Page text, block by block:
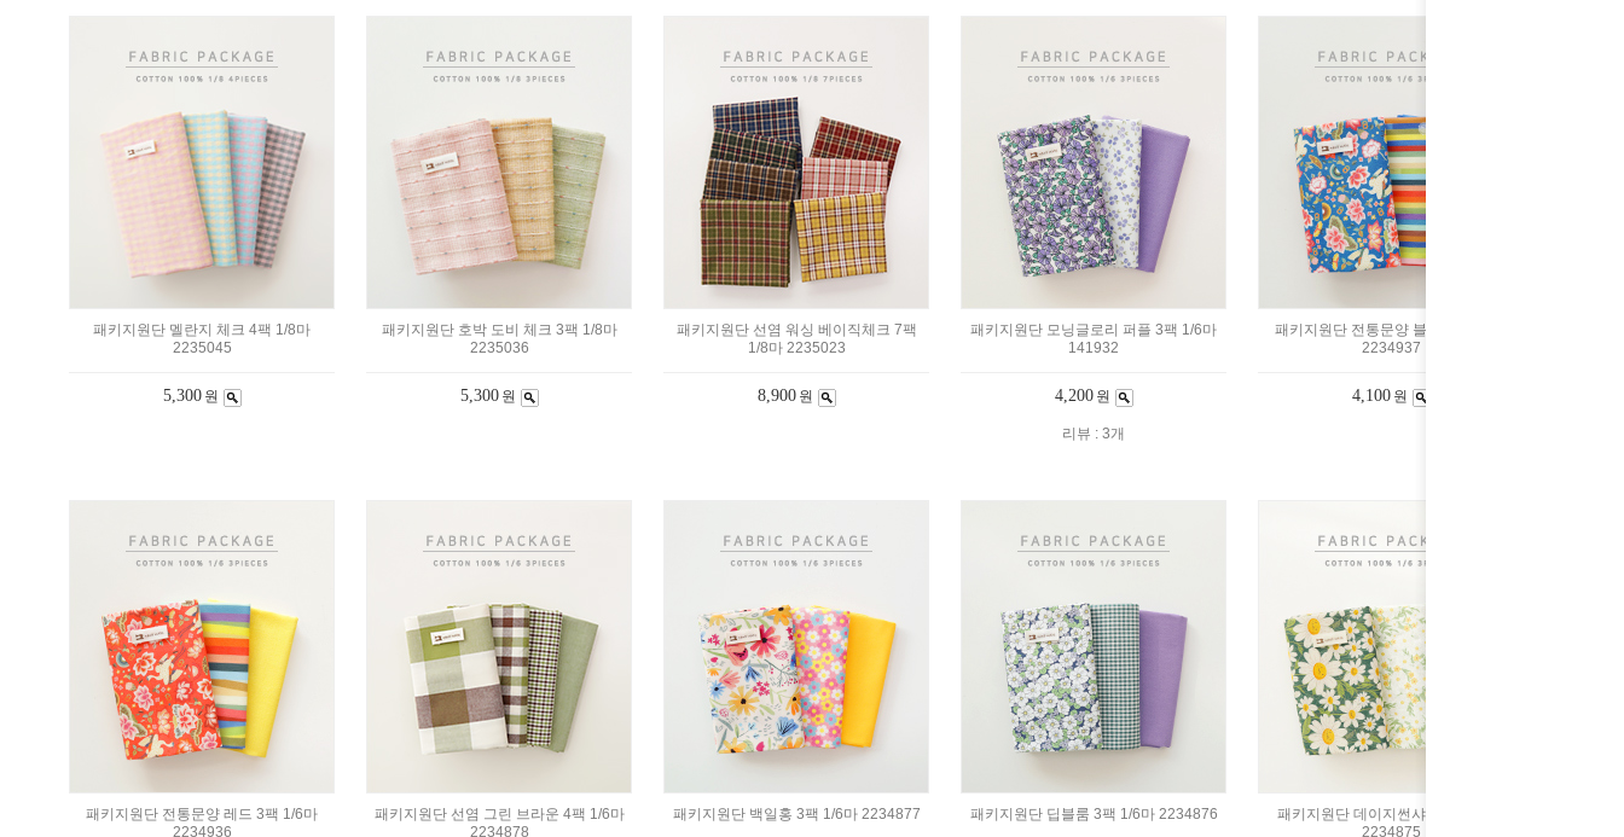
패키지원단 멜란지 체크 4팩 1/8마
2235045
5,300 원
패키지원단 호박 도비 체크 3팩 1/8마
2235036
5,300 원
패키지원단 선염 워싱 베이직체크 7팩
1/8마 2235023
8,900 원
패키지원단 모닝글로리 퍼플 3팩 1/6마
141932
4,200 원
리뷰 : 3개
패키지원단 전통문양 블루 3팩 1/6마
2234937
4,100 원
패키지원단 전통문양 레드 3팩 1/6마
2234936
패키지원단 선염 그린 브라운 4팩 1/6마
2234878
패키지원단 백일홍 3팩 1/6마 2234877 패키지원단 딥블룸 3팩 1/6마 2234876
패키지원단 데이지썬샤인 3팩 1/6마
2234875